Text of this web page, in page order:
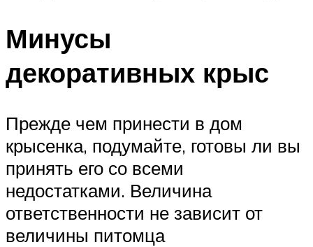
Минусы
декоративных крыс
Прежде чем принести в дом
крысенка, подумайте, готовы ли вы
принять его со всеми
недостатками. Величина
ответственности не зависит от
величины питомца